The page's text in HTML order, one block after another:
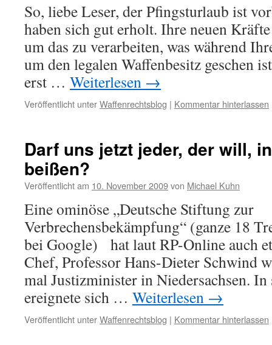
So, liebe Leser, der Pfingsturlaub ist
haben sich gut erholt. Ihre neuen
um das zu verarbeiten, was während
um den legalen Waffenbesitz geschen
erst … Weiterlesen →
Veröffentlicht unterWaffenrechtsblog | Kommentar hinterlassen
Darf uns jetzt jeder, der will,
beißen?
Veröffentlicht am 10. November 2009von Michael Kuhn
Eine ominöse „Deutsche Stiftung zur
Verbrechensbekämpfung“ (ganze 18
bei Google) hat laut RP-Online auch
Chef, Professor Hans-Dieter Schwind
mal Justizminister in Niedersachsen.
ereignete sich … Weiterlesen →
Veröffentlicht unterWaffenrechtsblog | Kommentar hinterlassen